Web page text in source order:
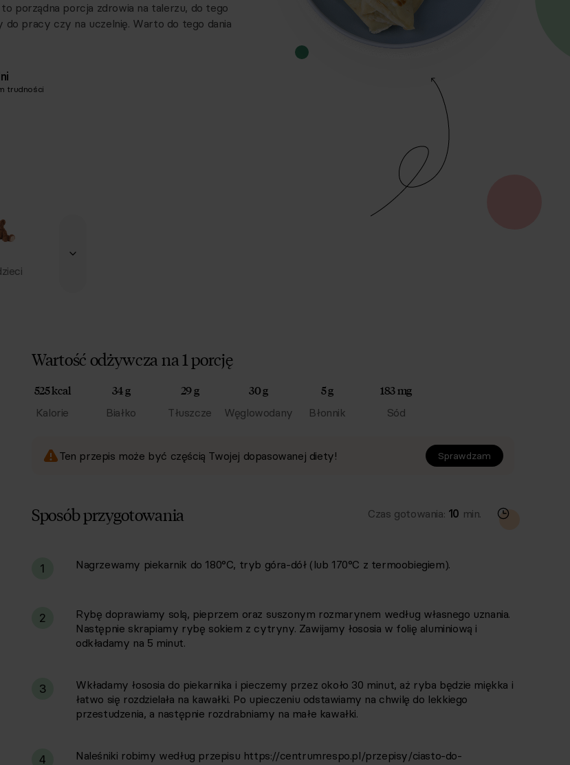
porządna porcja zdrowia na talerzu, do tego
do pracy czy na uczelnię. Warto do tego dania
trudności
Wartość odżywcza na 1 porcję
525 kcal
Kalorie
34 g
Białko
29 g
Tłuszcze
30 g
Węglowodany
5 g
Błonnik
183 mg
Sód
Ten przepis może być częścią Twojej dopasowanej diety! Sprawdzam
Sposób przygotowania Czas gotowania: 10 min.
1 Nagrzewamy piekarnik do 180°C, tryb góra-dół (lub 170°C z termoobiegiem).
2
Rybę doprawiamy solą, pieprzem oraz suszonym rozmarynem według własnego uznania.
Następnie skrapiamy rybę sokiem z cytryny. Zawijamy łososia w folię aluminiową i
odkładamy na 5 minut.
3
Wkładamy łososia do piekarnika i pieczemy przez około 30 minut, aż ryba będzie miękka i
łatwo się rozdzielała na kawałki. Po upieczeniu odstawiamy na chwilę do lekkiego
przestudzenia, a następnie rozdrabniamy na małe kawałki.
4
Naleśniki robimy według przepisu https://centrumrespo.pl/przepisy/ciasto-do-